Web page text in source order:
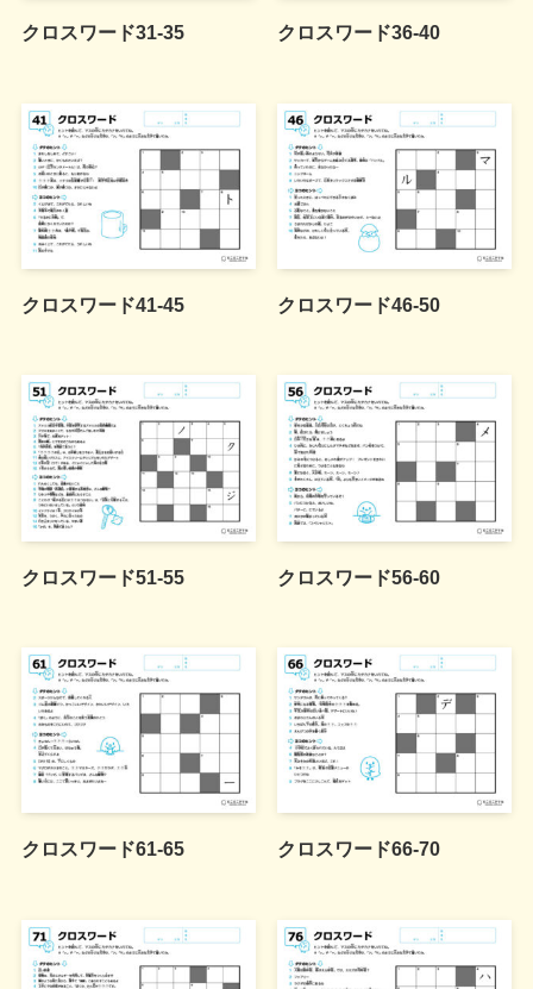
クロスワード31-35 クロスワード36-40
クロスワード41-45 クロスワード46-50
クロスワード51-55 クロスワード56-60
クロスワード61-65 クロスワード66-70